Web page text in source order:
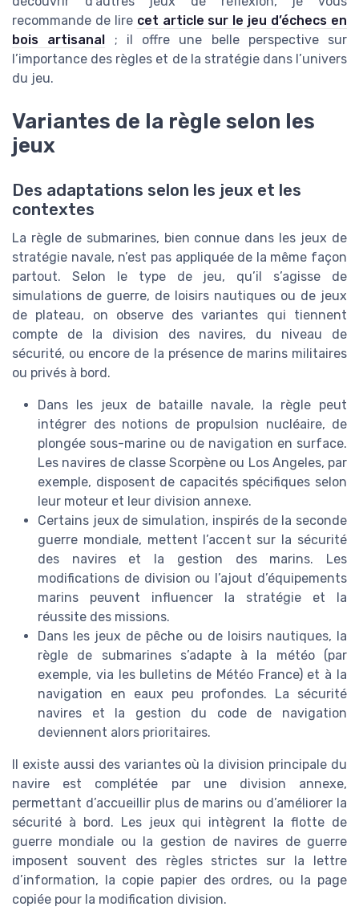
recommande de lire cet article sur le jeu d’échecs en
bois artisanal ; il offre une belle perspective sur
l’importance des règles et de la stratégie dans l’univers
du jeu.
Variantes de la règle selon les
jeux
Des adaptations selon les jeux et les
contextes
La règle de submarines, bien connue dans les jeux de
stratégie navale, n’est pas appliquée de la même façon
partout. Selon le type de jeu, qu’il s’agisse de
simulations de guerre, de loisirs nautiques ou de jeux
de plateau, on observe des variantes qui tiennent
compte de la division des navires, du niveau de
sécurité, ou encore de la présence de marins militaires
ou privés à bord.
Dans les jeux de bataille navale, la règle peut
intégrer des notions de propulsion nucléaire, de
plongée sous-marine ou de navigation en surface.
Les navires de classe Scorpène ou Los Angeles, par
exemple, disposent de capacités spécifiques selon
leur moteur et leur division annexe.
Certains jeux de simulation, inspirés de la seconde
guerre mondiale, mettent l’accent sur la sécurité
des navires et la gestion des marins. Les
modifications de division ou l’ajout d’équipements
marins peuvent influencer la stratégie et la
réussite des missions.
Dans les jeux de pêche ou de loisirs nautiques, la
règle de submarines s’adapte à la météo (par
exemple, via les bulletins de Météo France) et à la
navigation en eaux peu profondes. La sécurité
navires et la gestion du code de navigation
deviennent alors prioritaires.
Il existe aussi des variantes où la division principale du
navire est complétée par une division annexe,
permettant d’accueillir plus de marins ou d’améliorer la
sécurité à bord. Les jeux qui intègrent la flotte de
guerre mondiale ou la gestion de navires de guerre
imposent souvent des règles strictes sur la lettre
d’information, la copie papier des ordres, ou la page
copiée pour la modification division.